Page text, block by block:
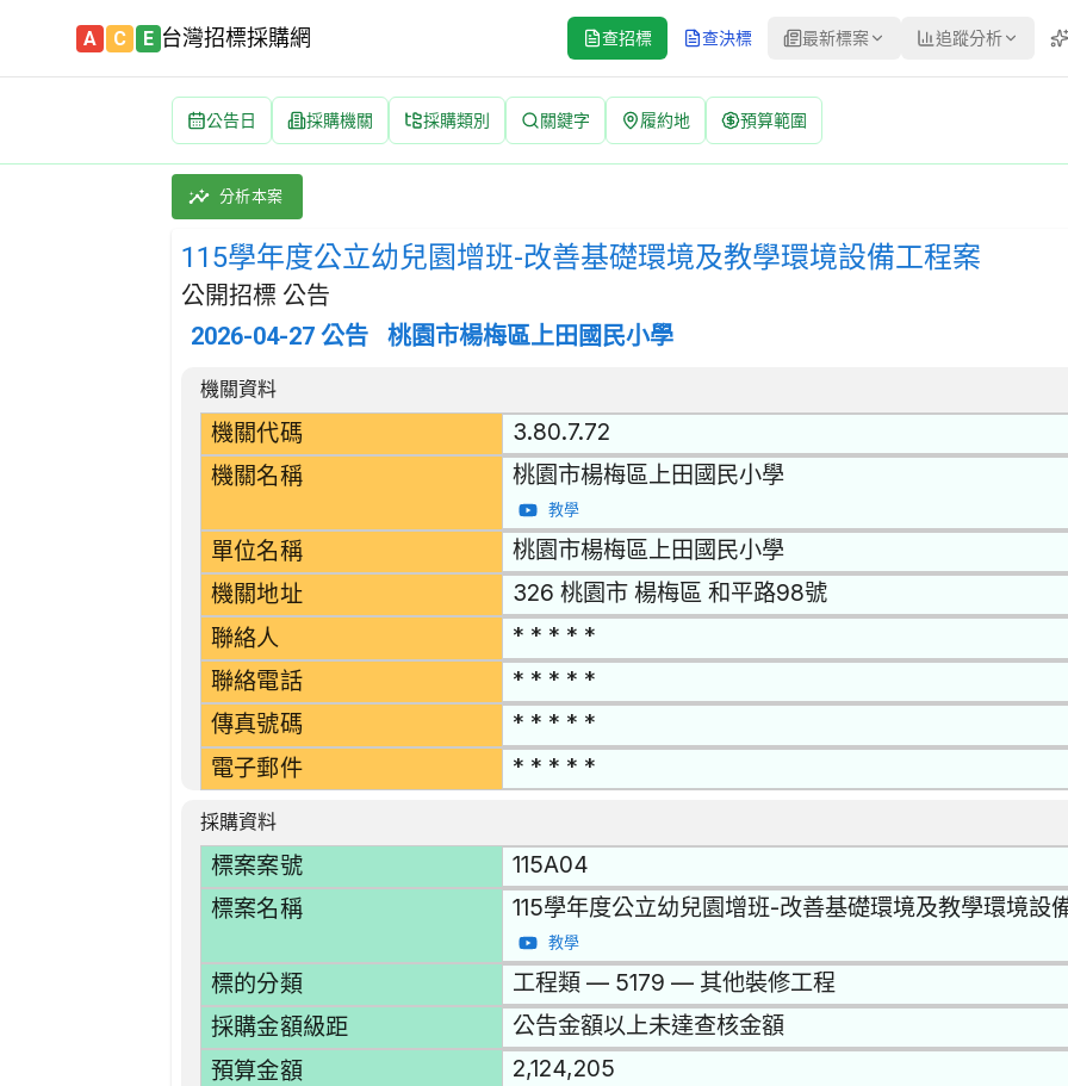
A C E 台灣招標採購網 查招標 查決標 最新標案 追蹤分析
公告日 採購機關 採購類別 關鍵字 履約地 預算範圍
115學年度公立幼兒園增班-改善基礎環境及教學環境設備工程案 招標公告 | 案號：115A04 | 公開招標 公告
採購類別：工程類 其他裝修工程 | 招標方式：公開招標 | 決標方式：最有利標 採購評選委員名單 | 資
分析本案
115學年度公立幼兒園增班-改善基礎環境及教學環境設備工程案
公開招標 公告
2026-04-27 公告 桃園市楊梅區上田國民小學
招標公告詳細內容
機關資料
機關代碼 3.80.7.72
機關名稱 桃園市楊梅區上田國民小學
教學
單位名稱 桃園市楊梅區上田國民小學
機關地址 326 桃園市 楊梅區 和平路98號
聯絡人 * * * * *
聯絡電話 * * * * *
傳真號碼 * * * * *
電子郵件 * * * * *
採購資料
標案案號 115A04
標案名稱 115學年度公立幼兒園增班-改善基礎環境及教學環境設
教學
標的分類 工程類 — 5179 — 其他裝修工程
採購金額級距 公告金額以上未達查核金額
預算金額 2,124,205